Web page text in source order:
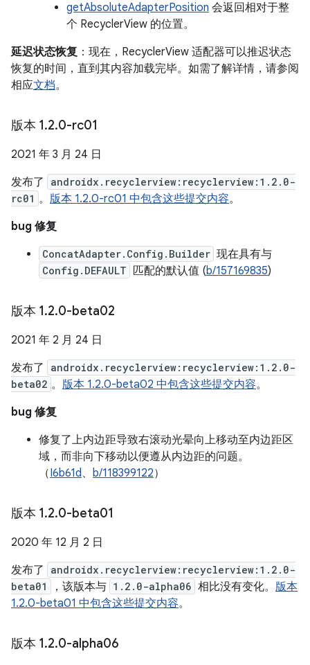
getAbsoluteAdapterPosition 会返回相对于整
个 RecyclerView 的位置。
延迟状态恢复 ：现在，RecyclerView 适配器可以推迟状态
恢复的时间，直到其内容加载完毕。如需了解详情，请参阅
相应文档。
版本 1.2.0-rc01
2021 年 3 月 24 日
发布了
androidx.recyclerview:recyclerview:1.2.0-
rc01 。 版本 1.2.0-rc01 中包含这些提交内容。
bug 修复
ConcatAdapter.Config.Builder 现在具有与
Config.DEFAULT 匹配的默认值 (b/157169835)
版本 1.2.0-beta02
2021 年 2 月 24 日
发布了
androidx.recyclerview:recyclerview:1.2.0-
beta02 。 版本 1.2.0-beta02 中包含这些提交内容。
bug 修复
修复了上内边距导致右滚动光晕向上移动至内边距区
域，而非向下移动以便遵从内边距的问题。
（I6b61d、 b/118399122）
版本 1.2.0-beta01
2020 年 12 月 2 日
发布了
androidx.recyclerview:recyclerview:1.2.0-
beta01
，该版本与 1.2.0-alpha06 相比没有变化。 版本
1.2.0-beta01 中包含这些提交内容。
版本 1.2.0-alpha06